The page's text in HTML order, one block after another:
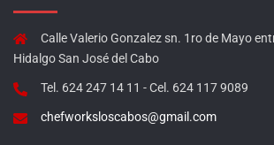
Calle Valerio Gonzalez sn. 1ro de Mayo
Hidalgo San José del Cabo
Tel. 624 247 14 11 - Cel. 624 117 9089
chefworksloscabos@gmail.com